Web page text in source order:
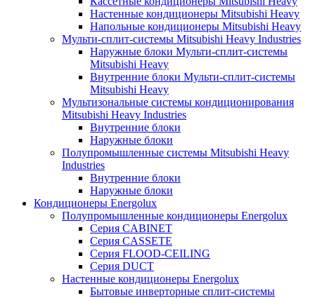
Настенные кондиционеры Mitsubishi Heavy
Напольные кондиционеры Mitsubishi Heavy
Мульти-сплит-системы Mitsubishi Heavy Industries
Наружные блоки Мульти-сплит-системы
Mitsubishi Heavy
Внутренние блоки Мульти-сплит-системы
Mitsubishi Heavy
Мультизональные системы кондиционирования
Mitsubishi Heavy Industries
Внутренние блоки
Наружные блоки
Полупромышленные системы Mitsubishi Heavy
Industries
Внутренние блоки
Наружные блоки
Кондиционеры Energolux
Полупромышленные кондиционеры Energolux
Серия CABINET
Серия CASSETE
Серия FLOOD-CEILING
Серия DUCT
Настенные кондиционеры Energolux
Бытовые инверторные сплит-системы